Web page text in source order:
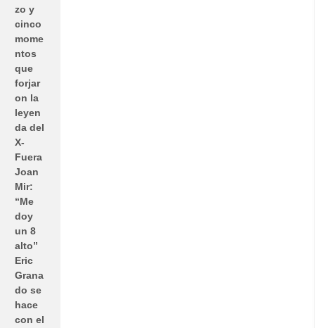
zo y
cinco
mome
ntos
que
forjar
on la
leyen
da del
X-
Fuera
Joan
Mir:
“Me
doy
un 8
alto”
Eric
Grana
do se
hace
con el